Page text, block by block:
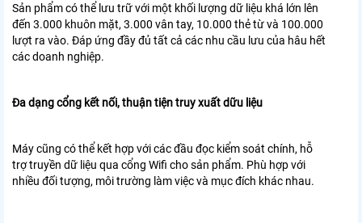
Sản phẩm có thể lưu trữ với một khối lượng dữ liệu khá lớn lên
đến 3.000 khuôn mặt, 3.000 vân tay, 10.000 thẻ từ và 100.000
lượt ra vào. Đáp ứng đầy đủ tất cả các nhu cầu lưu của hâu hết
các doanh nghiệp.
Đa dạng cổng kết nối, thuận tiện truy xuất dữu liệu
Máy cũng có thể kết hợp với các đầu đọc kiểm soát chính, hỗ
trợ truyền dữ liệu qua cổng Wifi cho sản phẩm. Phù hợp với
nhiều đối tượng, môi trường làm việc và mục đích khác nhau.